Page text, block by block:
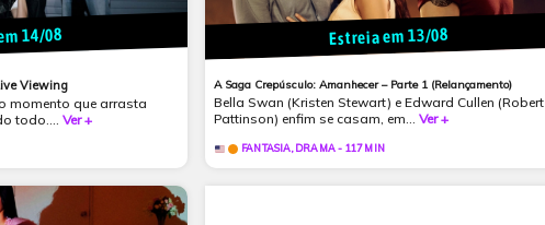
14/08
Viewing
momento que arrasta
todo.... Ver +
Estreia em 13/08
A Saga Crepúsculo: Amanhecer – Parte 1 (Relançamento)
Bella Swan (Kristen Stewart) e Edward Cullen (Robert
Pattinson) enfim se casam, em... Ver +
FANTASIA, DRAMA - 117 MIN